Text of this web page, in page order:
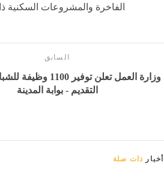
الفاخرة والمشروعات السكنية
السابق
وزارة العمل تعلن توفير
التقديم - بوابة المدينة
أخبار ذات صلة